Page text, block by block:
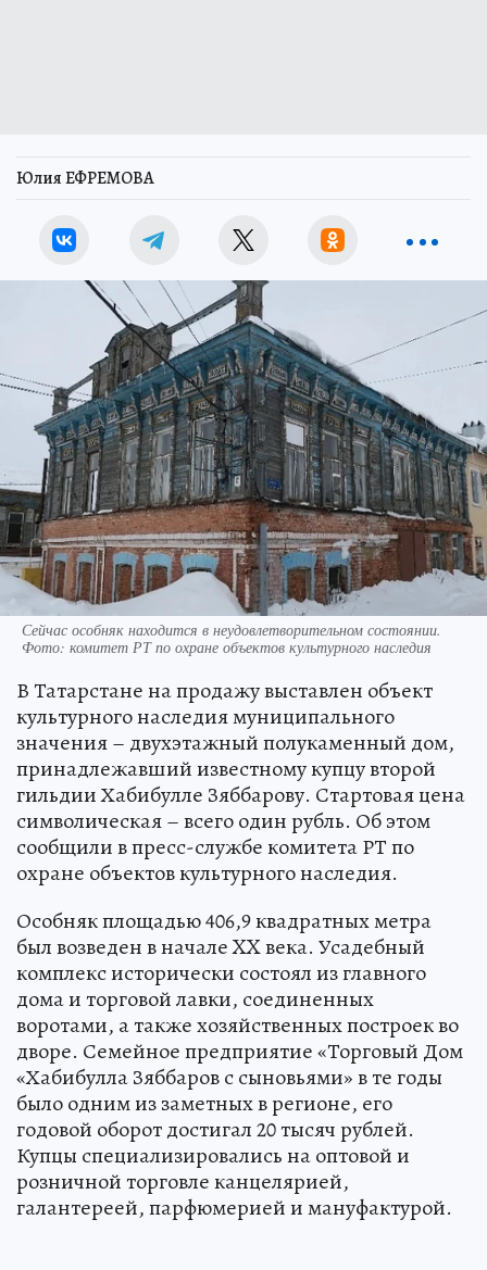
Юлия ЕФРЕМОВА
Сейчас особняк находится в неудовлетворительном состоянии.
Фото: комитет РТ по охране объектов культурного наследия
В Татарстане на продажу выставлен объект
культурного наследия муниципального
значения – двухэтажный полукаменный дом,
принадлежавший известному купцу второй
гильдии Хабибулле Зяббарову. Стартовая цена
символическая – всего один рубль. Об этом
сообщили в пресс-службе комитета РТ по
охране объектов культурного наследия.
Особняк площадью 406,9 квадратных метра
был возведен в начале XX века. Усадебный
комплекс исторически состоял из главного
дома и торговой лавки, соединенных
воротами, а также хозяйственных построек во
дворе. Семейное предприятие «Торговый Дом
«Хабибулла Зяббаров с сыновьями» в те годы
было одним из заметных в регионе, его
годовой оборот достигал 20 тысяч рублей.
Купцы специализировались на оптовой и
розничной торговле канцелярией,
галантереей, парфюмерией и мануфактурой.